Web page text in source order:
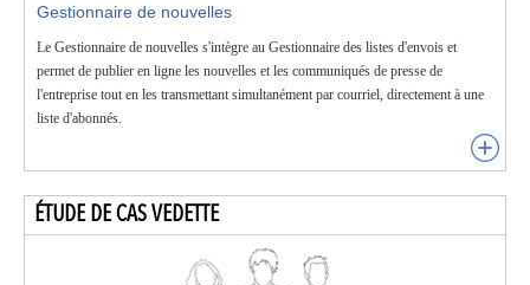
Gestionnaire de nouvelles
Le Gestionnaire de nouvelles s'intègre au Gestionnaire des listes d'envois et
permet de publier en ligne les nouvelles et les communiqués de presse de
l'entreprise tout en les transmettant simultanément par courriel, directement à une
liste d'abonnés.
ÉTUDE DE CAS VEDETTE